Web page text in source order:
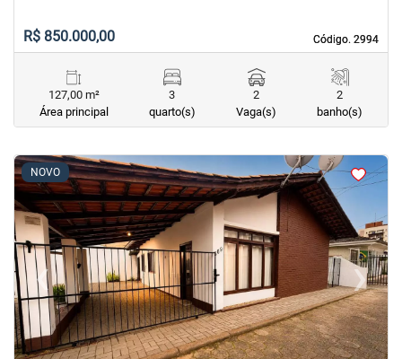
Código. 2994
Código. 2994
R$ 850.000,00
127,00 m²
Área principal
3
quarto(s)
2
Vaga(s)
2
banho(s)
NOVO
<<<<
‹Previous ›Next